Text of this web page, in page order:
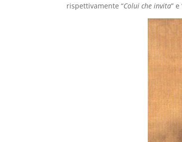
rispettivamente “Colui che invita” e